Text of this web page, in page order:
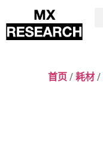
首页 / 耗材 /